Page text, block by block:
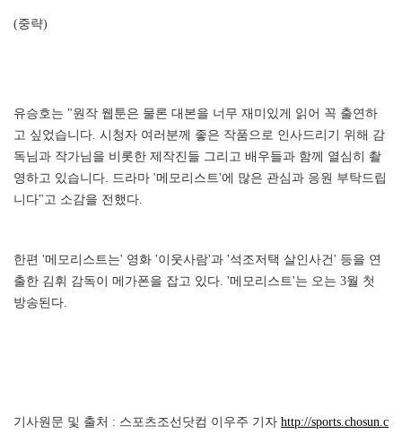
(중략)
유승호는 "원작 웹툰은 물론 대본을 너무 재미있게 읽어 꼭 출연하
고 싶었습니다. 시청자 여러분께 좋은 작품으로 인사드리기 위해 감
독님과 작가님을 비롯한 제작진들 그리고 배우들과 함께 열심히 촬
영하고 있습니다. 드라마 '메모리스트'에 많은 관심과 응원 부탁드립
니다"고 소감을 전했다.
한편 '메모리스트는' 영화 '이웃사람'과 '석조저택 살인사건' 등을 연
출한 김휘 감독이 메가폰을 잡고 있다. '메모리스트'는 오는 3월 첫
방송된다.
기사원문 및 출처 : 스포츠조선닷컴 이우주 기자 http://sports.chosun.c